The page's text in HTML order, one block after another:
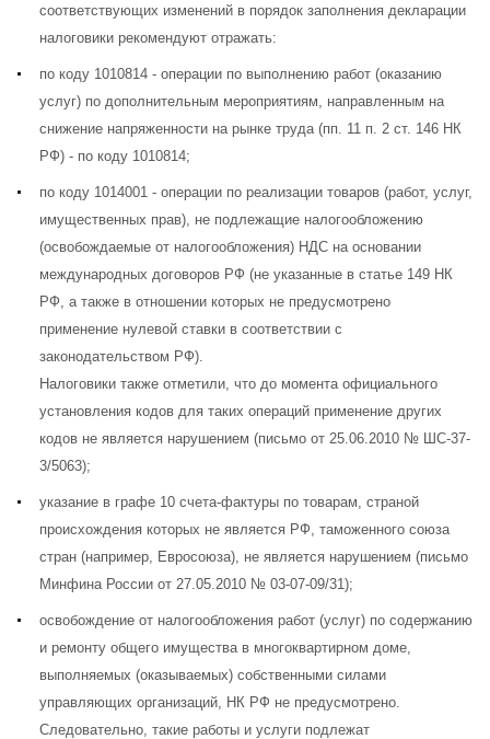
соответствующих изменений в порядок заполнения декларации
налоговики рекомендуют отражать:
по коду 1010814 - операции по выполнению работ (оказанию
услуг) по дополнительным мероприятиям, направленным на
снижение напряженности на рынке труда (пп. 11 п. 2 ст. 146 НК
РФ) - по коду 1010814;
по коду 1014001 - операции по реализации товаров (работ, услуг,
имущественных прав), не подлежащие налогообложению
(освобождаемые от налогообложения) НДС на основании
международных договоров РФ (не указанные в статье 149 НК
РФ, а также в отношении которых не предусмотрено
применение нулевой ставки в соответствии с
законодательством РФ).
Налоговики также отметили, что до момента официального
установления кодов для таких операций применение других
кодов не является нарушением (письмо от 25.06.2010 № ШС-37-
3/5063);
указание в графе 10 счета-фактуры по товарам, страной
происхождения которых не является РФ, таможенного союза
стран (например, Евросоюза), не является нарушением (письмо
Минфина России от 27.05.2010 № 03-07-09/31);
освобождение от налогообложения работ (услуг) по содержанию
и ремонту общего имущества в многоквартирном доме,
выполняемых (оказываемых) собственными силами
управляющих организаций, НК РФ не предусмотрено.
Следовательно, такие работы и услуги подлежат